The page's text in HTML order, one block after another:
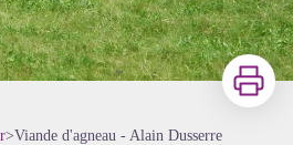
Imprimer
>Viande d'agneau - Alain Dusserre